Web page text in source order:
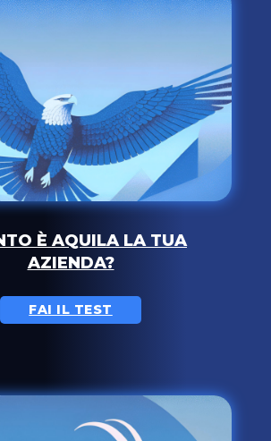
È AQUILA LA TUA
AZIENDA?
FAI IL TEST